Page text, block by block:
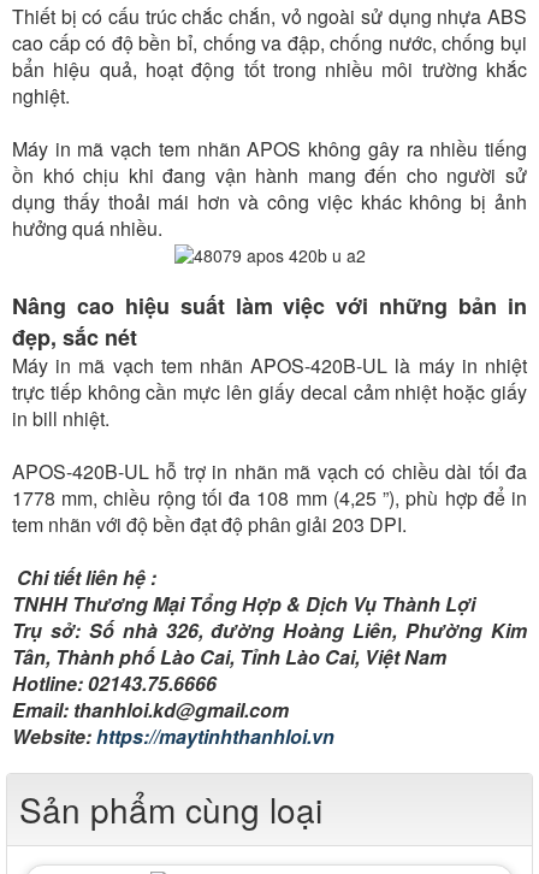
Thiết bị có cấu trúc chắc chắn, vỏ ngoài sử dụng nhựa ABS
cao cấp có độ bền bỉ, chống va đập, chống nước, chống bụi
bẩn hiệu quả, hoạt động tốt trong nhiều môi trường khắc
nghiệt.
Máy in mã vạch tem nhãn APOS không gây ra nhiều tiếng
ồn khó chịu khi đang vận hành mang đến cho người sử
dụng thấy thoải mái hơn và công việc khác không bị ảnh
hưởng quá nhiều.
Nâng cao hiệu suất làm việc với những bản in
đẹp, sắc nét
Máy in mã vạch tem nhãn APOS-420B-UL là máy in nhiệt
trực tiếp không cần mực lên giấy decal cảm nhiệt hoặc giấy
in bill nhiệt.
APOS-420B-UL hỗ trợ in nhãn mã vạch có chiều dài tối đa
1778 mm, chiều rộng tối đa 108 mm (4,25 ”), phù hợp để in
tem nhãn với độ bền đạt độ phân giải 203 DPI.
Chi tiết liên hệ :
TNHH Thương Mại Tổng Hợp & Dịch Vụ Thành Lợi
Trụ sở: Số nhà 326, đường Hoàng Liên, Phường Kim
Tân, Thành phố Lào Cai, Tỉnh Lào Cai, Việt Nam
Hotline: 02143.75.6666
Email: thanhloi.kd@gmail.com
Website:https://maytinhthanhloi.vn
Sản phẩm cùng loại